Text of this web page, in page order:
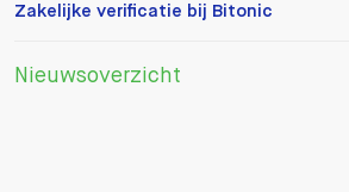
Zakelijke verificatie bij Bitonic
Nieuwsoverzicht